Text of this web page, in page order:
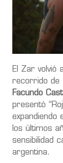
El Zar volvió
recorrido de
Facundo
presentó
expandiendo
los últimos
sensibilidad
argentina.